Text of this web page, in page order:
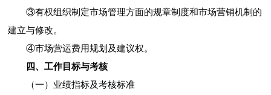
③有权组织制定市场管理方面的规章制度和市场营销机制的
建立与修改。
④市场营运费用规划及建议权。
四、工作目标与考核
（一）业绩指标及考核标准